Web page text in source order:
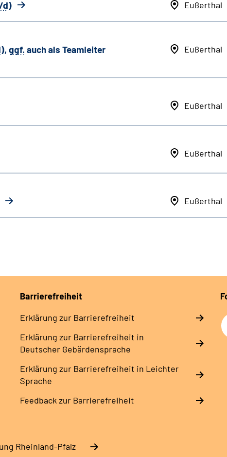
d) Eußerthal
), ggf. auch als Teamleiter
Eußerthal
Eußerthal
Eußerthal
Eußerthal
Barrierefreiheit
Erklärung zur Barrierefreiheit
Erklärung zur Barrierefreiheit in
Deutscher Gebärdensprache
Erklärung zur Barrierefreiheit in Leichter
Sprache
Feedback zur Barrierefreiheit
Rheinland-Pfalz